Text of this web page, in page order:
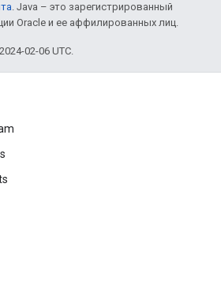
. Java – это зарегистрированный
Oracle и ее аффилированных лиц.
02-06 UTC.